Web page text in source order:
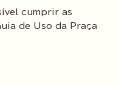
cumprir as
de Uso da Praça